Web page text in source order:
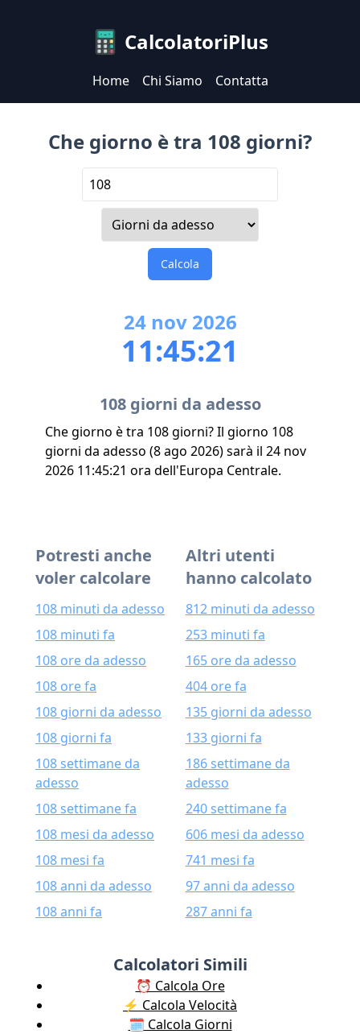
CalcolatoriPlus
Home Chi Siamo Contatta
Che giorno è tra 108 giorni?
Calcola
24 nov 2026
11:45:21
108 giorni da adesso
Che giorno è tra 108 giorni? Il giorno 108
giorni da adesso (8 ago 2026) sarà il 24 nov
2026 11:45:21 ora dell'Europa Centrale.
Potresti anche
voler calcolare
108 minuti da adesso
108 minuti fa
108 ore da adesso
108 ore fa
108 giorni da adesso
108 giorni fa
108 settimane da
adesso
108 settimane fa
108 mesi da adesso
108 mesi fa
108 anni da adesso
108 anni fa
Altri utenti
hanno calcolato
812 minuti da adesso
253 minuti fa
165 ore da adesso
404 ore fa
135 giorni da adesso
133 giorni fa
186 settimane da
adesso
240 settimane fa
606 mesi da adesso
741 mesi fa
97 anni da adesso
287 anni fa
Calcolatori Simili
⏰ Calcola Ore
⚡️ Calcola Velocità
🗓️ Calcola Giorni